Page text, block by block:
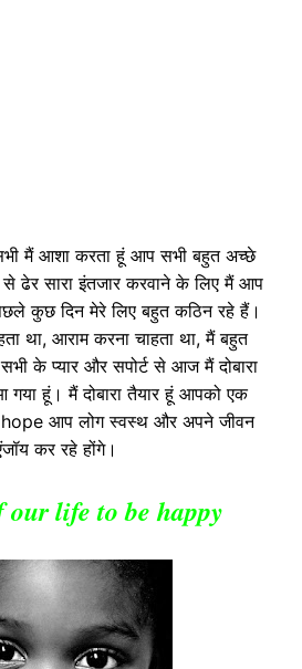
मैं आशा करता हूं आप सभी बहुत अच्छे
ढेर सारा इंतजार करवाने के लिए मैं आप
कुछ दिन मेरे लिए बहुत कठिन रहे हैं।
था, आराम करना चाहता था, मैं बहुत
के प्यार और सपोर्ट से आज मैं दोबारा
हूं। मैं दोबारा तैयार हूं आपको एक
आप लोग स्वस्थ और अपने जीवन
कर रहे होंगे।
our life to be happy